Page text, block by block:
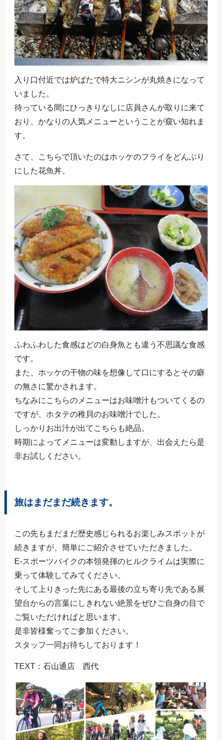
入り口付近では炉ばたで特大ニシンが丸焼きになって
いました。
待っている間にひっきりなしに店員さんが取りに来て
おり、かなりの人気メニューということが窺い知れま
す。
さて、こちらで頂いたのはホッケのフライをどんぶり
にした花魚丼。
ふわふわした食感はどの白身魚とも違う不思議な食感
です。
また、ホッケの干物の味を想像して口にするとその癖
の無さに驚かされます。
ちなみにこちらのメニューはお味噌汁もついてくるの
ですが、ホタテの稚貝のお味噌汁でした。
しっかりお出汁が出てこちらも絶品。
時期によってメニューは変動しますが、出会えたら是
非お試しください。
旅はまだまだ続きます。
この先もまだまだ歴史感じられるお楽しみスポットが
続きますが、簡単にご紹介させていただきました。
E-スポーツバイクの本領発揮のヒルクライムは実際に
乗って体験してみてください。
そして上りきった先にある最後の立ち寄り先である展
望台からの言葉にしきれない絶景をぜひご自身の目で
ご覧いただければと思います。
是非皆様奮ってご参加ください。
スタッフ一同お待ちしております！
TEXT：石山通店 西代